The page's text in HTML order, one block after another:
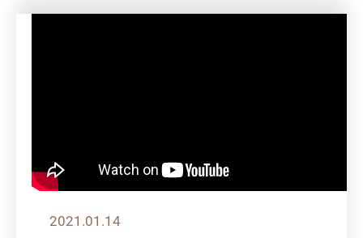
2021.01.14